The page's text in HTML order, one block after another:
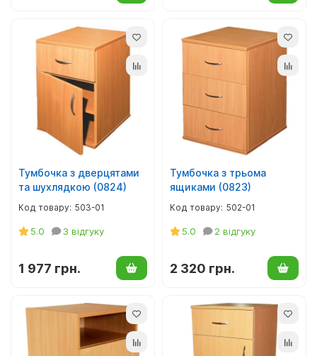
Тумбочка з дверцятами
та шухлядкою (0824)
503-01
5.0 3 відгуку
1 977 грн.
Тумбочка з трьома
ящиками (0823)
502-01
5.0 2 відгуку
2 320 грн.